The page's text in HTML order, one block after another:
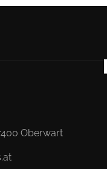
Oberwart